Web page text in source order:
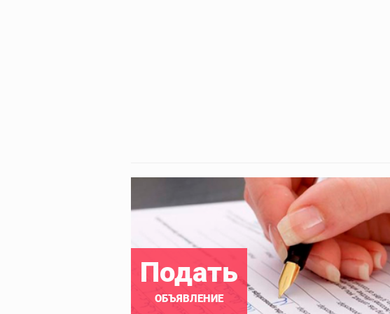
Подать
ОБЪЯВЛЕНИЕ